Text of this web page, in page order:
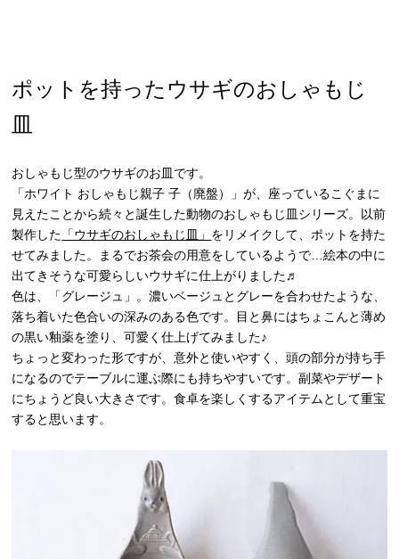
ポットを持ったウサギのおしゃもじ
皿
おしゃもじ型のウサギのお皿です。
「ホワイト おしゃもじ親子 子（廃盤）」が、座っているこぐまに
見えたことから続々と誕生した動物のおしゃもじ皿シリーズ。以前
製作した 「ウサギのおしゃもじ皿」 をリメイクして、ポットを持た
せてみました。まるでお茶会の用意をしているようで…絵本の中に
出てきそうな可愛らしいウサギに仕上がりました♬
色は、「グレージュ」。濃いベージュとグレーを合わせたような、
落ち着いた色合いの深みのある色です。目と鼻にはちょこんと薄め
の黒い釉薬を塗り、可愛く仕上げてみました♪
ちょっと変わった形ですが、意外と使いやすく、頭の部分が持ち手
になるのでテーブルに運ぶ際にも持ちやすいです。副菜やデザート
にちょうど良い大きさです。食卓を楽しくするアイテムとして重宝
すると思います。